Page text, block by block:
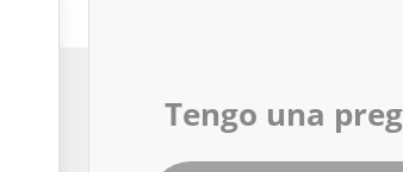
Tengo una